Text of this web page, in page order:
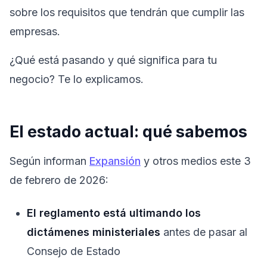
sobre los requisitos que tendrán que cumplir las
empresas.
¿Qué está pasando y qué significa para tu
negocio? Te lo explicamos.
El estado actual: qué sabemos
Según informan Expansión y otros medios este 3
de febrero de 2026:
El reglamento está ultimando los
dictámenes ministeriales antes de pasar al
Consejo de Estado